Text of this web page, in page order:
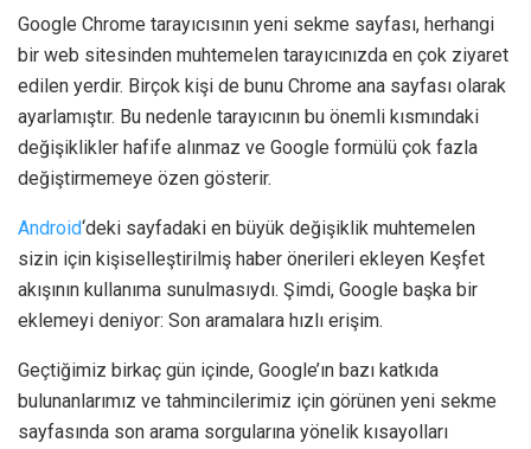
Google Chrome tarayıcısının yeni sekme sayfası, herhangi
bir web sitesinden muhtemelen tarayıcınızda en çok ziyaret
edilen yerdir. Birçok kişi de bunu Chrome ana sayfası olarak
ayarlamıştır. Bu nedenle tarayıcının bu önemli kısmındaki
değişiklikler hafife alınmaz ve Google formülü çok fazla
değiştirmemeye özen gösterir.
Android‘deki sayfadaki en büyük değişiklik muhtemelen
sizin için kişiselleştirilmiş haber önerileri ekleyen Keşfet
akışının kullanıma sunulmasıydı. Şimdi, Google başka bir
eklemeyi deniyor: Son aramalara hızlı erişim.
Geçtiğimiz birkaç gün içinde, Google’ın bazı katkıda
bulunanlarımız ve tahmincilerimiz için görünen yeni sekme
sayfasında son arama sorgularına yönelik kısayolları